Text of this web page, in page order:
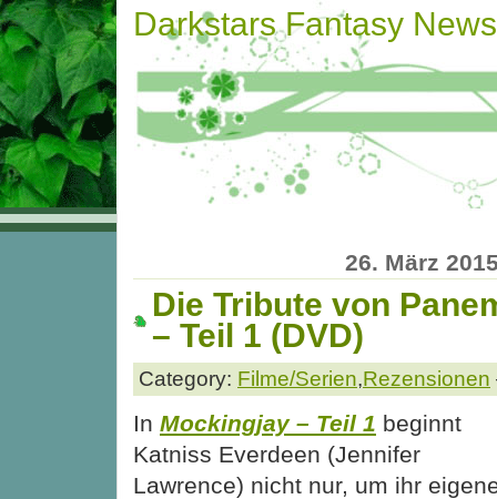
Darkstars Fantasy News
26. März
Die Tribute von
– Teil 1 (DVD)
Category: Filme/Serien,Rezensionen
In Mockingjay – Teil 1 beginnt
Katniss Everdeen (Jennifer
Lawrence) nicht nur, um ihr